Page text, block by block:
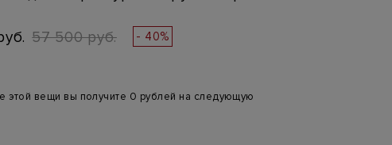
57 500 руб. - 40%
этой вещи вы получите 0 рублей на следующую